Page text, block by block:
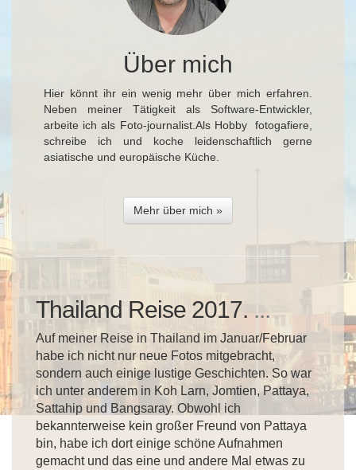
Über mich
Hier könnt ihr ein wenig mehr über mich erfahren.
Neben meiner Tätigkeit als Software-Entwickler,
arbeite ich als Foto-journalist.Als Hobby fotogafiere,
schreibe ich und koche leidenschaftlich gerne
asiatische und europäische Küche.
Mehr über mich »
Thailand Reise 2017. ...
Auf meiner Reise in Thailand im Januar/Februar
habe ich nicht nur neue Fotos mitgebracht,
sondern auch einige lustige Geschichten. So war
ich unter anderem in Koh Larn, Jomtien, Pattaya,
Sattahip und Bangsaray. Obwohl ich
bekannterweise kein großer Freund von Pattaya
bin, habe ich dort einige schöne Aufnahmen
gemacht und das eine und andere Mal etwas zu